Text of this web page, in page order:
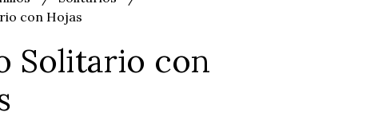
con Hojas
Solitario con